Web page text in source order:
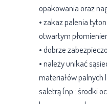
opakowania oraz
• zakaz palenia
otwartym
• dobrze
• należy unikać
materiałów palnych
saletrą (np.: środki